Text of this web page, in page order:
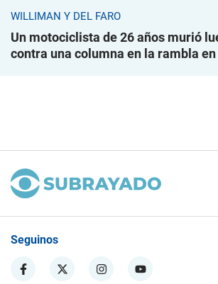
WILLIMAN Y DEL FARO
Un motociclista de 26 años murió
contra una columna en la rambla
Seguinos